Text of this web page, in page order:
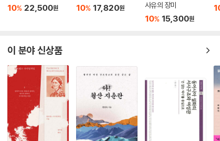
10% 22,500원 10% 17,820원
사유의 장미
10% 15,300원
이 분야 신상품